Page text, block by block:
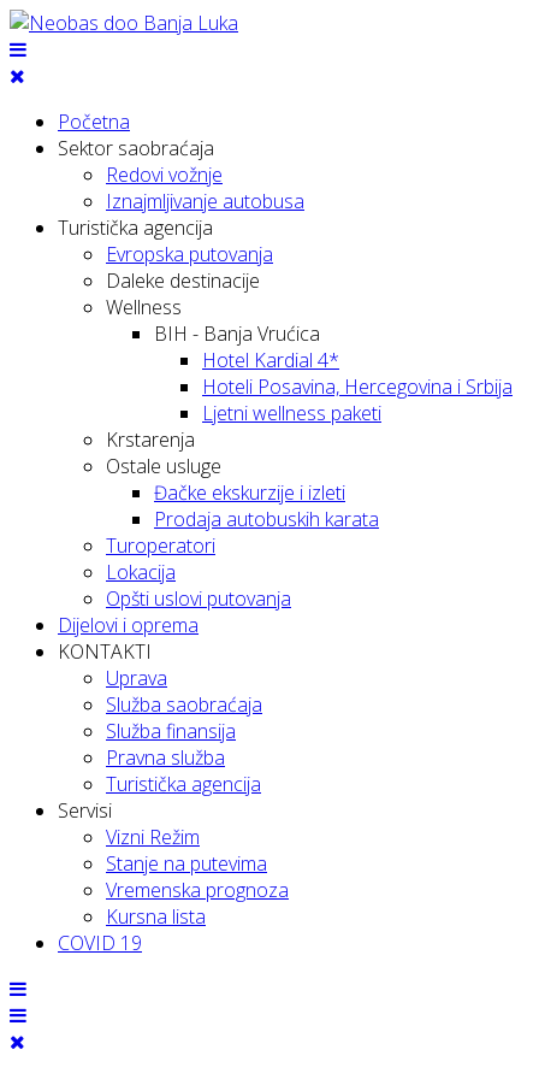
Početna
Sektor saobraćaja
Redovi vožnje
Iznajmljivanje autobusa
Turistička agencija
Evropska putovanja
Daleke destinacije
Wellness
BIH - Banja Vrućica
Hotel Kardial 4*
Hoteli Posavina, Hercegovina i Srbija
Ljetni wellness paketi
Krstarenja
Ostale usluge
Đačke ekskurzije i izleti
Prodaja autobuskih karata
Turoperatori
Lokacija
Opšti uslovi putovanja
Dijelovi i oprema
KONTAKTI
Uprava
Služba saobraćaja
Služba finansija
Pravna služba
Turistička agencija
Servisi
Vizni Režim
Stanje na putevima
Vremenska prognoza
Kursna lista
COVID 19